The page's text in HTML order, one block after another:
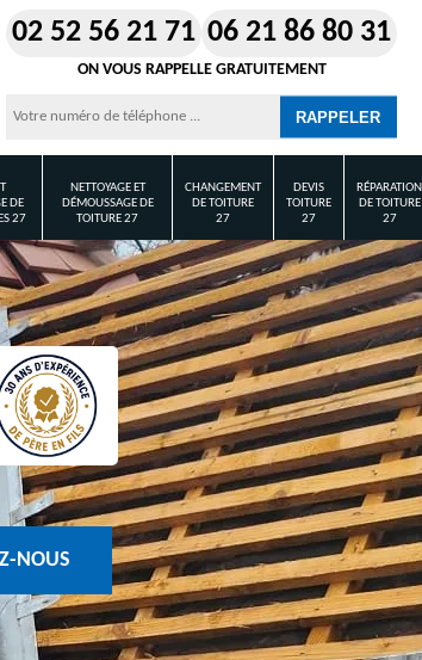
02 52 56 21 71 06 21 86 80 31
ON VOUS RAPPELLE GRATUITEMENT
DE
27
NETTOYAGE ET
DÉMOUSSAGE DE
TOITURE 27
CHANGEMENT
DE TOITURE
27
DEVIS
TOITURE
27
RÉPARATION
DE TOITURE
27
NOUS